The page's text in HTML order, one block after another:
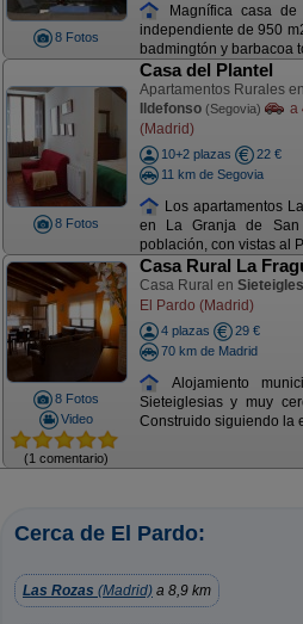
8 Fotos
Magnífica casa
independiente de 950
badmingtón y barbacoa
8 Fotos
Casa del Plantel
Apartamentos Rurales en
Ildefonso (Segovia) a
(Madrid)
10+2 plazas
22 €
11 km de Segovia
Los apartamentos
en La Granja de
población, con vistas al
8 Fotos
Video
(1 comentario)
Casa Rural La
Casa Rural en
El Pardo (Madrid)
4 plazas
29 €
70 km de Madrid
Alojamiento
Sieteiglesias y muy
Construido siguiendo la
Cerca de El Pardo:
Las Rozas (Madrid) a 8,9 km